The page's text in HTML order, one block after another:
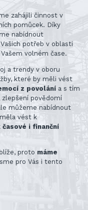
zahájili činnost v
pomůcek. Díky
nabídnout
potřeb v oblasti
volném čase.
a trendy v oboru
které by měli vést
z povolání a s tím
zlepšení povědomí
můžeme nabídnout
vést k
časové i finanční
proto máme
pro Vás i tento